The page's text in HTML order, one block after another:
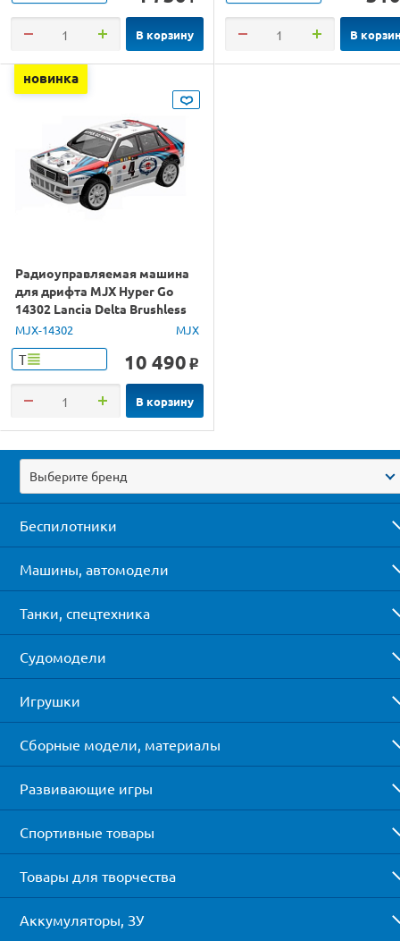
В корзину В
новинка
Радиоуправляемая машина
для дрифта MJX Hyper Go
14302 Lancia Delta Brushless
4WD 2.4G LED 1/14 RTR
MJX-14302 MJX
Т 10 490 o
В корзину
Выберите бренд
Беспилотники
Машины, автомодели
Танки, спецтехника
Судомодели
Игрушки
Сборные модели, материалы
Развивающие игры
Спортивные товары
Товары для творчества
Аккумуляторы, ЗУ